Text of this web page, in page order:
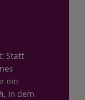
Statt
ein
, in dem